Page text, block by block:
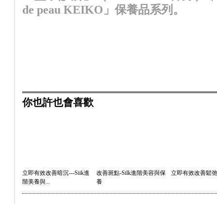
de peau KEIKO」保養品系列。
你也許也會喜歡
立即有效改善暗沉---Siik進
階美養與...
改善斑點-Silk進階美容與保
養
立即有效改善鬆弛